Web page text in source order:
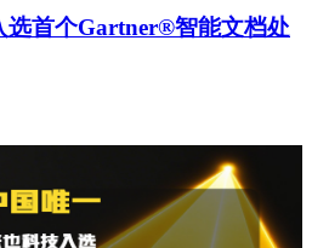
选首个Gartner®智能文档处